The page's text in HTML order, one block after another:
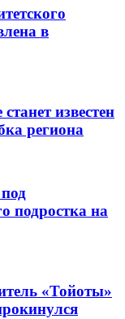
в
известен
региона
подростка на
«Тойоты»